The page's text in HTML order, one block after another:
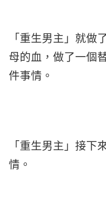
「重生男主」就做
母的血，做了一個
件事情。
「重生男主」接下
情。